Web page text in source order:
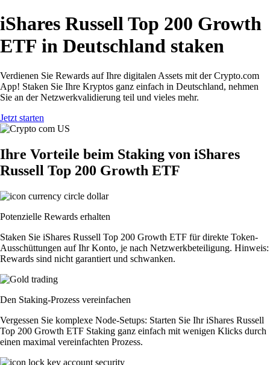
iShares Russell Top 200 Growth
ETF in Deutschland staken
Verdienen Sie Rewards auf Ihre digitalen Assets mit der Crypto.com
App! Staken Sie Ihre Kryptos ganz einfach in Deutschland, nehmen
Sie an der Netzwerkvalidierung teil und vieles mehr.
Jetzt starten
Ihre Vorteile beim Staking von iShares
Russell Top 200 Growth ETF
Potenzielle Rewards erhalten
Staken Sie iShares Russell Top 200 Growth ETF für direkte Token-
Ausschüttungen auf Ihr Konto, je nach Netzwerkbeteiligung. Hinweis:
Rewards sind nicht garantiert und schwanken.
Den Staking-Prozess vereinfachen
Vergessen Sie komplexe Node-Setups: Starten Sie Ihr iShares Russell
Top 200 Growth ETF Staking ganz einfach mit wenigen Klicks durch
einen maximal vereinfachten Prozess.